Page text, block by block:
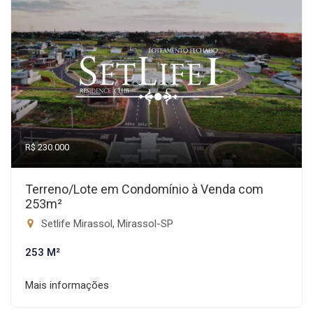
R$ 230.000
Terreno/Lote em Condomínio à Venda com
253m²
Setlife Mirassol, Mirassol-SP
253 M²
Mais informações